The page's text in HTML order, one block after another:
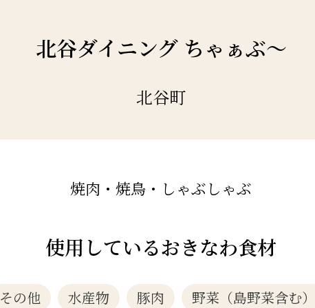
北谷ダイニング ちゃぁぶ～
北谷町
焼肉・焼鳥・しゃぶしゃぶ
使用しているおきなわ食材
その他 水産物 豚肉 野菜（島野菜含む）